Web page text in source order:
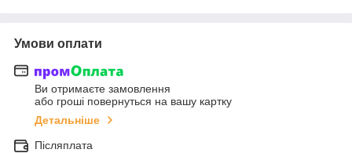
Умови оплати
Ви отримаєте замовлення
або гроші повернуться на вашу картку
Детальніше
Післяплата